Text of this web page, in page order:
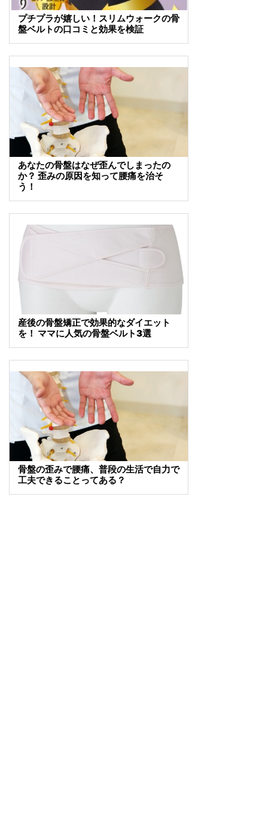
プチプラが嬉しい！スリムウォークの骨
盤ベルトの口コミと効果を検証
あなたの骨盤はなぜ歪んでしまったの
か？ 歪みの原因を知って腰痛を治そ
う！
産後の骨盤矯正で効果的なダイエット
を！ ママに人気の骨盤ベルト3選
骨盤の歪みで腰痛、普段の生活で自力で
工夫できることってある？